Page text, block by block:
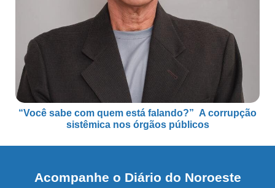
“Você sabe com quem está falando?” A corrupção
sistêmica nos órgãos públicos
Acompanhe o Diário do Noroeste